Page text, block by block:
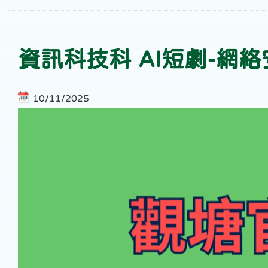
資訊科技科 AI短劇-網絡
10/11/2025